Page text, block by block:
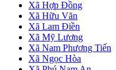
Xã Hợp Đồng
Xã Hữu Văn
Xã Lam Điền
Xã Mỹ Lương
Xã Nam Phương Tiến
Xã Ngọc Hòa